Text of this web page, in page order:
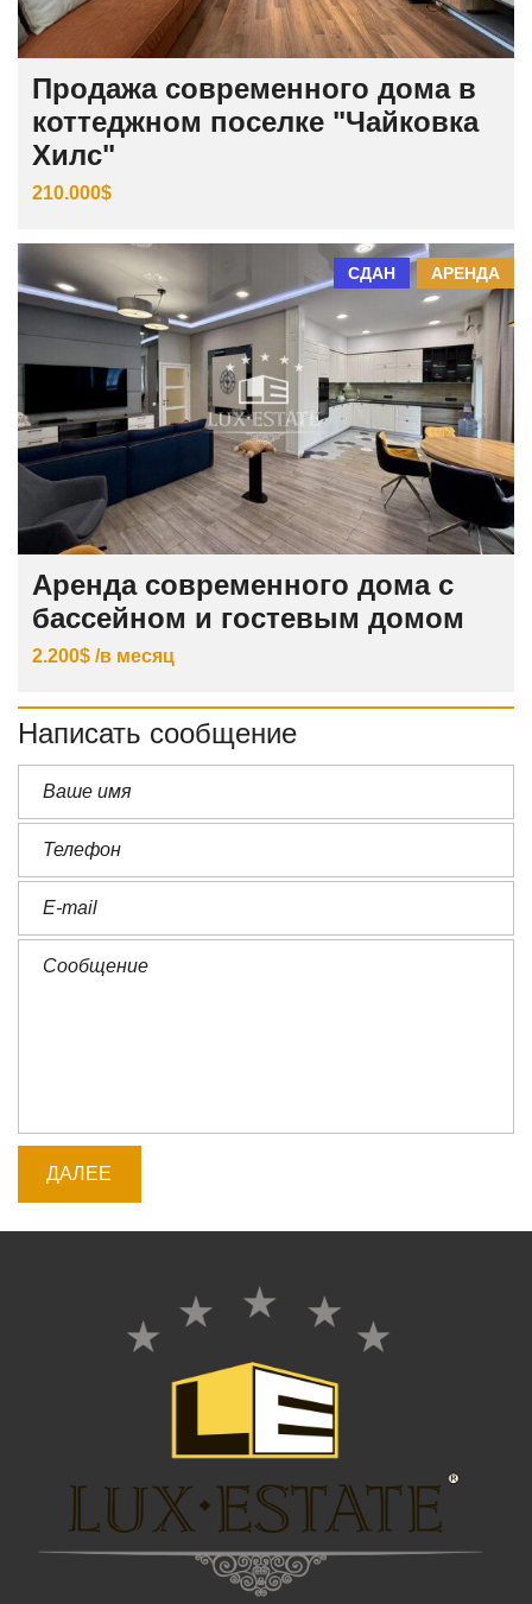
Продажа современного дома в
коттеджном поселке "Чайковка
Хилс"
210.000$
АРЕНДА
СДАН
Аренда современного дома с
бассейном и гостевым домом
2.200$ /в месяц
Написать сообщение